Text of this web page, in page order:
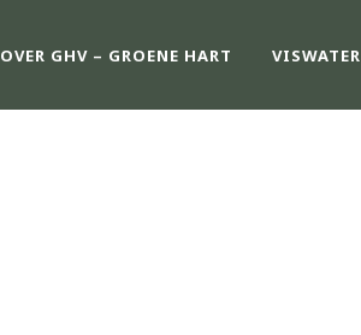
OVER GHV – GROENE HART VISWATER